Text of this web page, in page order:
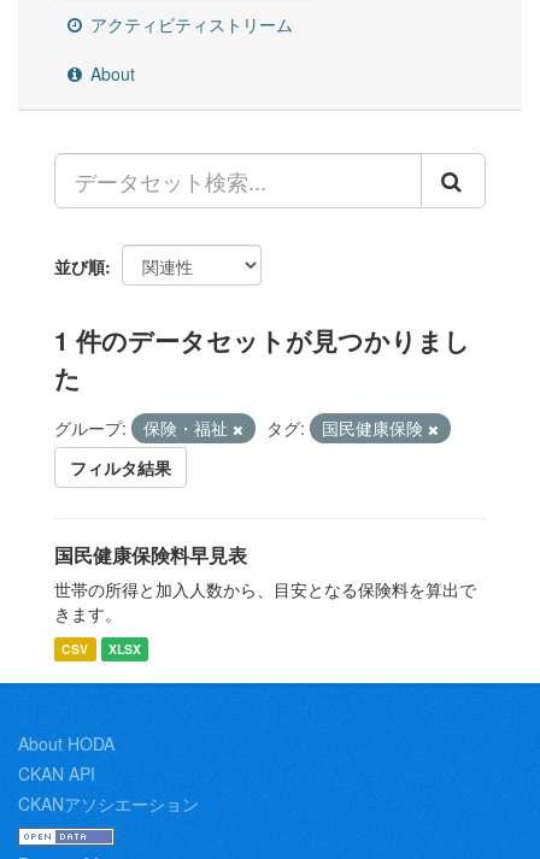
アクティビティストリーム
About
並び順
1 件のデータセットが見つかりまし
た
グループ: 保険・福祉 タグ:
国民健康保険
フィルタ結果
国民健康保険料早見表
世帯の所得と加入人数から、目安となる保険料を算出で
きます。
CSV XLSX
About HODA
CKAN API
CKANアソシエーション